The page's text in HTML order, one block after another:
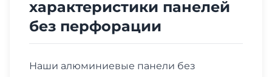
характеристики панелей
без перфорации
Наши алюминиевые панели без